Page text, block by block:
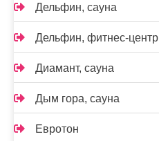
Дельфин, сауна
Дельфин, фитнес-центр
Диамант, сауна
Дым гора, сауна
Евротон